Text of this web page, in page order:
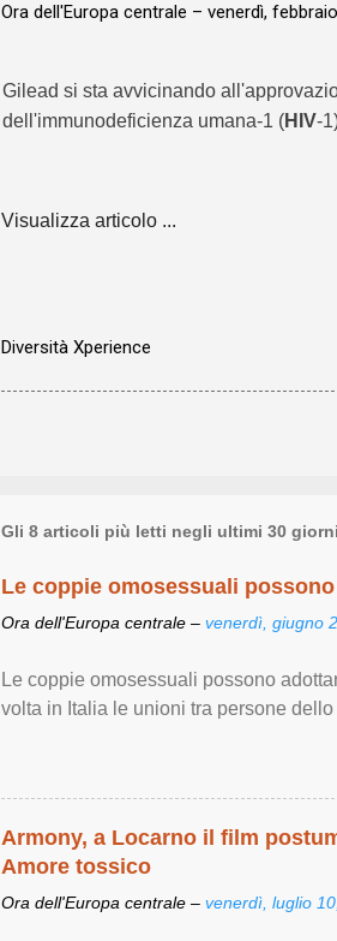
Ora dell'Europa centrale – venerdì,
Gilead si sta avvicinando
dell'immunodeficienza umana-1 (HIV-
Visualizza articolo ...
Diversità Xperience
Gli 8 articoli più letti negli ultimi 30 giorni
Le coppie omosessuali
Ora dell'Europa centrale – venerdì, giugno
Le coppie omosessuali possono
volta in Italia le unioni tra persone
Armony, a Locarno il film
Amore tossico
Ora dell'Europa centrale – venerdì, luglio